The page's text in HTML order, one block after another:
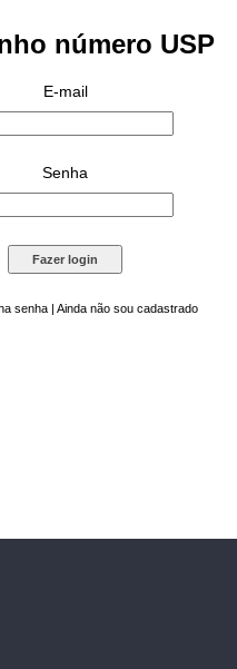
número USP
E-mail
Senha
senha | Ainda não sou cadastrado